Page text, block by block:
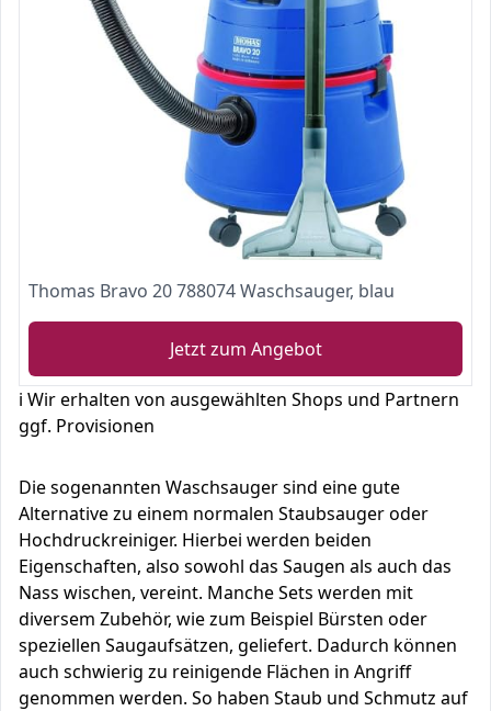
Thomas Bravo 20 788074 Waschsauger, blau
Jetzt zum Angebot
ℹ️ Wir erhalten von ausgewählten Shops und Partnern
ggf. Provisionen
Die sogenannten Waschsauger sind eine gute
Alternative zu einem normalen Staubsauger oder
Hochdruckreiniger. Hierbei werden beiden
Eigenschaften, also sowohl das Saugen als auch das
Nass wischen, vereint. Manche Sets werden mit
diversem Zubehör, wie zum Beispiel Bürsten oder
speziellen Saugaufsätzen, geliefert. Dadurch können
auch schwierig zu reinigende Flächen in Angriff
genommen werden. So haben Staub und Schmutz auf